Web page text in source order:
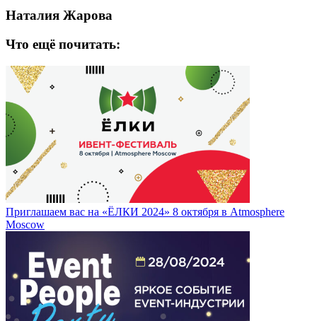
Наталия Жарова
Что ещё почитать:
Приглашаем вас на «ЁЛКИ 2024» 8 октября в Atmosphere
Moscow